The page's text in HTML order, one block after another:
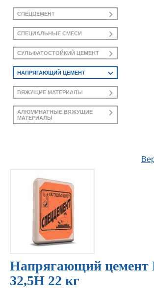
КАТАЛОГ ПРОДУКЦИИ
ПРАЙС-ЛИСТЫ
ДОКУМЕНТЫ
КОНТАКТЫ
СПЕЦЦЕМЕНТ
СПЕЦИАЛЬНЫЕ СМЕСИ
СУЛЬФАТОСТОЙКИЙ ЦЕМЕНТ
НАПРЯГАЮЩИЙ ЦЕМЕНТ
ВЯЖУЩИЕ МАТЕРИАЛЫ
АЛЮМИНАТНЫЕ ВЯЖУЩИЕ
МАТЕРИАЛЫ
Напрягающий
32,5Н 22 кг